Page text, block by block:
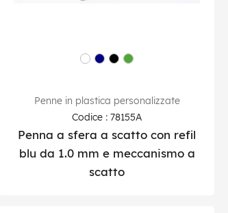
Penne in plastica personalizzate
Codice : 78155A
Penna a sfera a scatto con refil
blu da 1.0 mm e meccanismo a
scatto